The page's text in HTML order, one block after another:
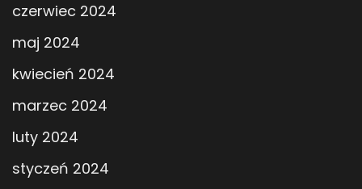
czerwiec 2024
maj 2024
kwiecień 2024
marzec 2024
luty 2024
styczeń 2024